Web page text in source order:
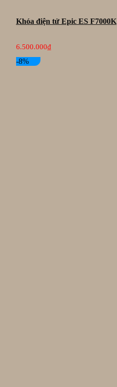
Khóa điện tử Epic ES F7000K
6.500.000₫
-8%